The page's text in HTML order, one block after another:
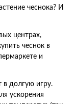
чеснока? И
центрах,
чеснок в
и
в долгую игру.
ускорения